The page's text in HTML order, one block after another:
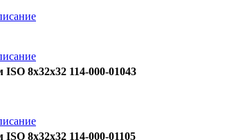
8x32x32 114-000-01043
8x32x32 114-000-01105